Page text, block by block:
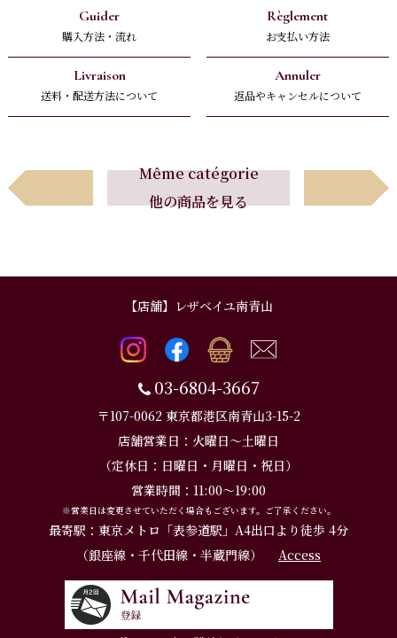
Guider
購入方法・流れ
Règlement
お支払い方法
Livraison
送料・配送方法について
Annuler
返品やキャンセルについて
Même catégorie
他の商品を見る
【店舗】レザベイユ南青山
03-6804-3667
〒107-0062 東京都港区南青山3-15-2
店舗営業日：火曜日～土曜日
（定休日：日曜日・月曜日・祝日）
営業時間：11:00～19:00
※営業日は変更させていただく場合もございます。ご了承ください。
最寄駅：東京メトロ「表参道駅」A4出口より徒歩 4分
（銀座線・千代田線・半蔵門線）
Access